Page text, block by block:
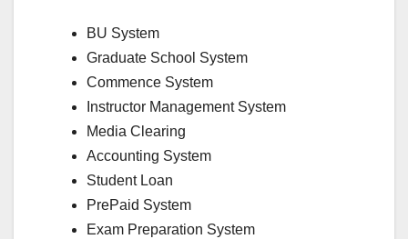
BU System
Graduate School System
Commence System
Instructor Management System
Media Clearing
Accounting System
Student Loan
PrePaid System
Exam Preparation System